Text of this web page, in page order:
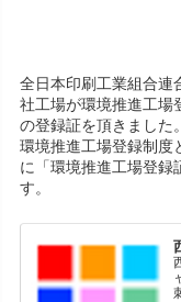
全日本印刷工業組合連
社工場が環境推進工場
の登録証を頂きました。
環境推進工場登録制度
に「環境推進工場登録
す。